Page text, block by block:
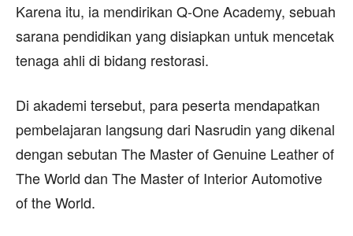
Karena itu, ia mendirikan Q-One Academy, sebuah
sarana pendidikan yang disiapkan untuk mencetak
tenaga ahli di bidang restorasi.
Di akademi tersebut, para peserta mendapatkan
pembelajaran langsung dari Nasrudin yang dikenal
dengan sebutan The Master of Genuine Leather of
The World dan The Master of Interior Automotive
of the World.